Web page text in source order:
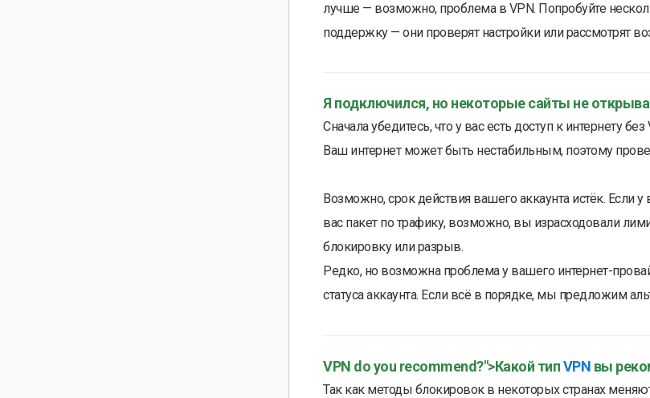
лучше — возможно, проблема в VPN. Попробуйте
поддержку — они проверят настройки или рассмотрят
Я подключился, но некоторые сайты не
Сначала убедитесь, что у вас есть доступ к интернету
Ваш интернет может быть нестабильным, поэтому
Возможно, срок действия вашего аккаунта истёк. Если
вас пакет по трафику, возможно, вы израсходовали
блокировку или разрыв.
Редко, но возможна проблема у вашего интернет-
статуса аккаунта. Если всё в порядке, мы предложим
VPN do you recommend?">Какой типVPN вы
Так как методы блокировок в некоторых странах